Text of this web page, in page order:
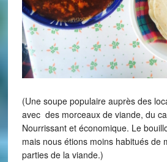
(Une soupe populaire auprès des
avec des morceaux de viande, du
Nourrissant et économique. Le
mais nous étions moins habitués de
parties de la viande.)